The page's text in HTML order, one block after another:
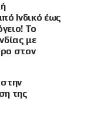
Ινδικό έως
Το
με
στον
της